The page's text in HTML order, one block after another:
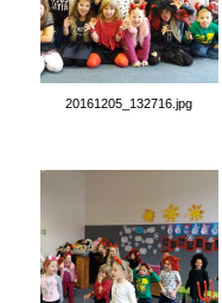
20161205_132716.jpg